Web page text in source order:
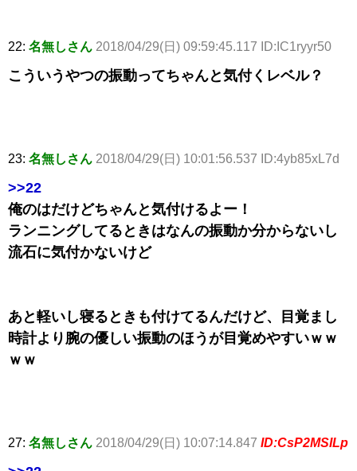
22: 名無しさん 2018/04/29(日) 09:59:45.117 ID:IC1ryyr50
こういうやつの振動ってちゃんと気付くレベル？
23: 名無しさん 2018/04/29(日) 10:01:56.537 ID:4yb85xL7d
>>22
俺のはだけどちゃんと気付けるよー！
ランニングしてるときはなんの振動か分からないし
流石に気付かないけど
あと軽いし寝るときも付けてるんだけど、目覚まし
時計より腕の優しい振動のほうが目覚めやすいｗｗ
ｗｗ
27: 名無しさん 2018/04/29(日) 10:07:14.847 ID:CsP2MSILp